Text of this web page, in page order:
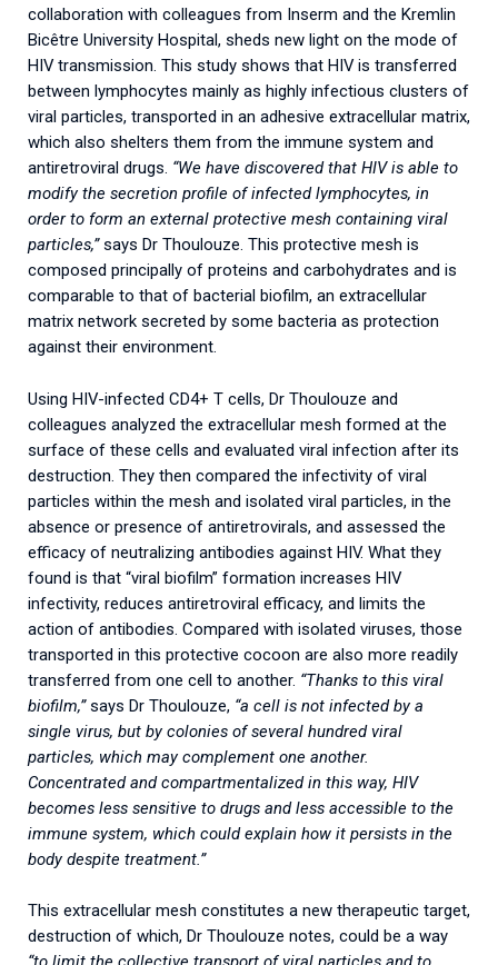
collaboration with colleagues from Inserm and the Kremlin
Bicêtre University Hospital, sheds new light on the mode of
HIV transmission. This study shows that HIV is transferred
between lymphocytes mainly as highly infectious clusters of
viral particles, transported in an adhesive extracellular matrix,
which also shelters them from the immune system and
antiretroviral drugs. “We have discovered that HIV is able to
modify the secretion profile of infected lymphocytes, in
order to form an external protective mesh containing viral
particles,”says Dr Thoulouze. This protective mesh is
composed principally of proteins and carbohydrates and is
comparable to that of bacterial biofilm, an extracellular
matrix network secreted by some bacteria as protection
against their environment.
Using HIV-infected CD4+ T cells, Dr Thoulouze and
colleagues analyzed the extracellular mesh formed at the
surface of these cells and evaluated viral infection after its
destruction. They then compared the infectivity of viral
particles within the mesh and isolated viral particles, in the
absence or presence of antiretrovirals, and assessed the
efficacy of neutralizing antibodies against HIV. What they
found is that “viral biofilm” formation increases HIV
infectivity, reduces antiretroviral efficacy, and limits the
action of antibodies. Compared with isolated viruses, those
transported in this protective cocoon are also more readily
transferred from one cell to another. “Thanks to this viral
biofilm,”says Dr Thoulouze, “a cell is not infected by a
single virus, but by colonies of several hundred viral
particles, which may complement one another.
Concentrated and compartmentalized in this way, HIV
becomes less sensitive to drugs and less accessible to the
immune system, which could explain how it persists in the
body despite treatment.”
This extracellular mesh constitutes a new therapeutic target,
destruction of which, Dr Thoulouze notes, could be a way